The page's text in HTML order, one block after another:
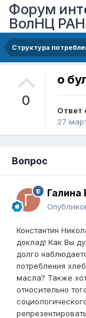
Форум
ВолНЦ РАН
0
о
Ответ
27
Вопрос
Галина
Константин
доклад! Как Вы
долго
потребления
масла? Также
относительно